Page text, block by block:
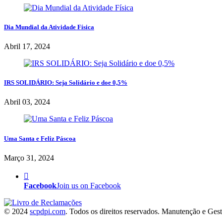
Dia Mundial da Atividade Física
Abril 17, 2024
IRS SOLIDÁRIO: Seja Solidário e doe 0,5%
Abril 03, 2024
Uma Santa e Feliz Páscoa
Março 31, 2024
FacebookJoin us on Facebook
© 2024 scpdpi.com. Todos os direitos reservados. Manutenção e